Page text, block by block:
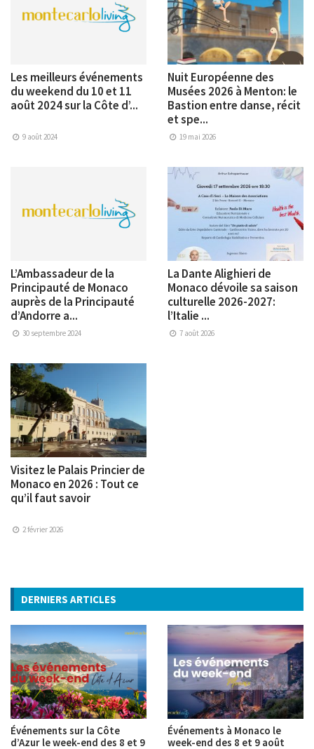
Les meilleurs événements
du weekend du 10 et 11
août 2024 sur la Côte d’...
9 août 2024
Nuit Européenne des
Musées 2026 à Menton: le
Bastion entre danse, récit
et spe...
19 mai 2026
L’Ambassadeur de la
Principauté de Monaco
auprès de la Principauté
d’Andorre a...
30 septembre 2024
La Dante Alighieri de
Monaco dévoile sa saison
culturelle 2026-2027:
l’Italie ...
7 août 2026
Visitez le Palais Princier de
Monaco en 2026 : Tout ce
qu’il faut savoir
2 février 2026
DERNIERS ARTICLES
Événements sur la Côte
d’Azur le week-end des 8 et 9
Événements à Monaco le
week-end des 8 et 9 août